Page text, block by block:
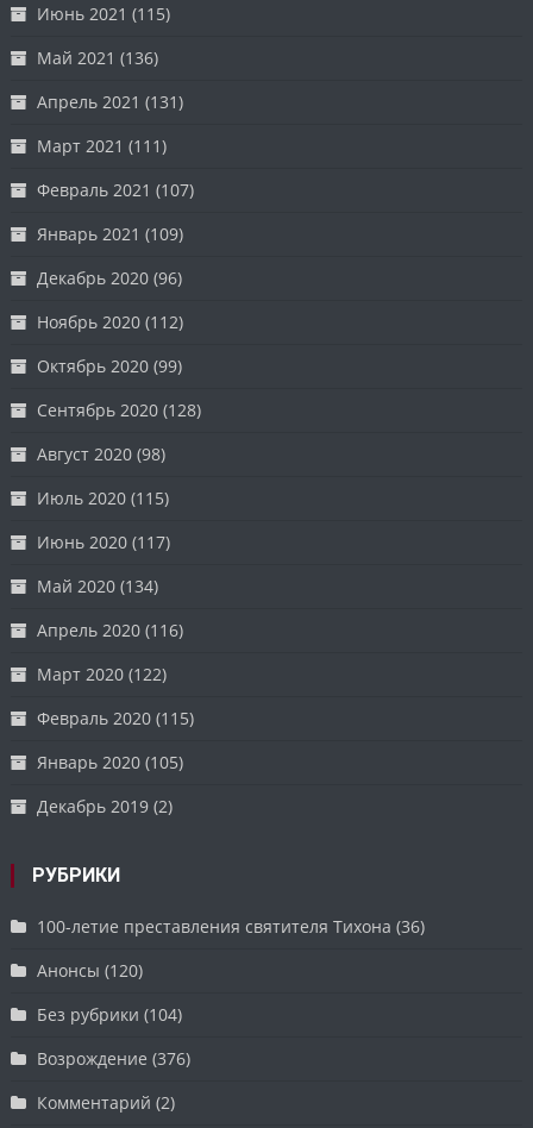
Июнь 2021 (115)
Май 2021 (136)
Апрель 2021 (131)
Март 2021 (111)
Февраль 2021 (107)
Январь 2021 (109)
Декабрь 2020 (96)
Ноябрь 2020 (112)
Октябрь 2020 (99)
Сентябрь 2020 (128)
Август 2020 (98)
Июль 2020 (115)
Июнь 2020 (117)
Май 2020 (134)
Апрель 2020 (116)
Март 2020 (122)
Февраль 2020 (115)
Январь 2020 (105)
Декабрь 2019 (2)
РУБРИКИ
100-летие преставления святителя Тихона (36)
Анонсы (120)
Без рубрики (104)
Возрождение (376)
Комментарий (2)